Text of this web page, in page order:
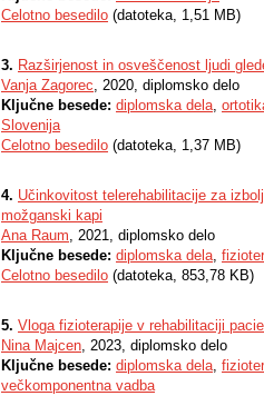
Celotno besedilo (datoteka, 1,51 MB)
3. Razširjenost in osveščenost ljudi
Vanja Zagorec, 2020, diplomsko delo
Ključne besede: diplomska dela,
Slovenija
Celotno besedilo (datoteka, 1,37 MB)
4. Učinkovitost telerehabilitacije za
možganski kapi
Ana Raum, 2021, diplomsko delo
Ključne besede: diplomska dela,
Celotno besedilo (datoteka, 853,78 KB)
5. Vloga fizioterapije v rehabilitaciji
Nina Majcen, 2023, diplomsko delo
Ključne besede: diplomska dela,
večkomponentna vadba